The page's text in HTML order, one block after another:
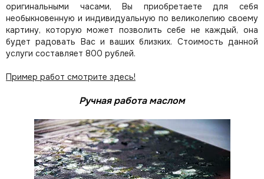
оригинальными часами, Вы приобретаете для себя
необыкновенную и индивидуальную по великолепию своему
картину, которую может позволить себе не каждый, она
будет радовать Вас и ваших близких. Стоимость данной
услуги составляет 800 рублей.
Пример работ смотрите здесь!
Ручная работа маслом